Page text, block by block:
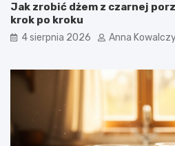
Jak zrobić dżem z czarnej
krok po kroku
4 sierpnia 2026 Anna